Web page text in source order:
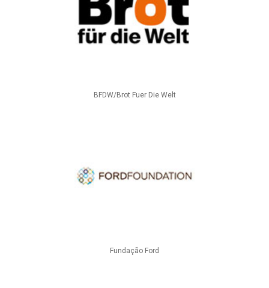
BFDW/Brot Fuer Die Welt
Fundação Ford